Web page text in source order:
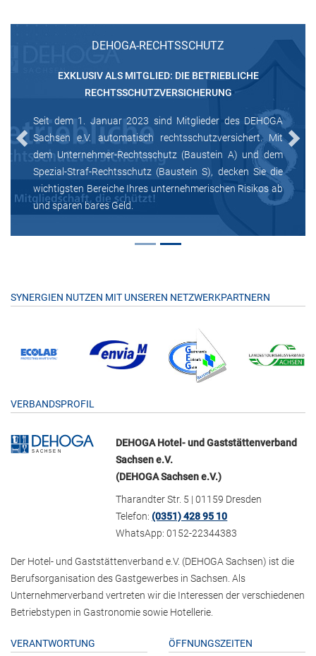
DEHOGA-RECHTSSCHUTZ
EXKLUSIV ALS MITGLIED: DIE BETRIEBLICHE
RECHTSSCHUTZVERSICHERUNG
Seit dem 1. Januar 2023 sind Mitglieder des DEHOGA
Sachsen e.V. automatisch rechtsschutzversichert. Mit
dem Unternehmer-Rechtsschutz (Baustein A) und dem
Spezial-Straf-Rechtsschutz (Baustein S), decken Sie die
wichtigsten Bereiche Ihres unternehmerischen Risikos ab
und sparen bares Geld.
Previous Next
SYNERGIEN NUTZEN MIT UNSEREN NETZWERKPARTNERN
VERBANDSPROFIL
DEHOGA Hotel- und Gaststättenverband
Sachsen e.V.
(DEHOGA Sachsen e.V.)
Tharandter Str. 5 | 01159 Dresden
Telefon:(0351) 428 95 10
WhatsApp: 0152-22344383
Der Hotel- und Gaststättenverband e.V. (DEHOGA Sachsen) ist die
Berufsorganisation des Gastgewerbes in Sachsen. Als
Unternehmerverband vertreten wir die Interessen der verschiedenen
Betriebstypen in Gastronomie sowie Hotellerie.
VERANTWORTUNG ÖFFNUNGSZEITEN